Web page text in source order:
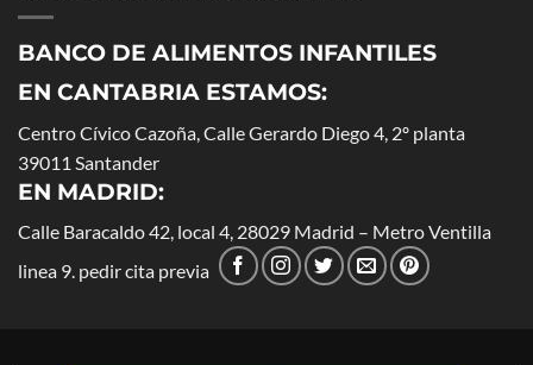
BANCO DE ALIMENTOS INFANTILES
EN CANTABRIA ESTAMOS:
Centro Cívico Cazoña, Calle Gerardo Diego 4, 2º planta
39011 Santander
EN MADRID:
Calle Baracaldo 42, local 4, 28029 Madrid – Metro Ventilla
linea 9. pedir cita previa